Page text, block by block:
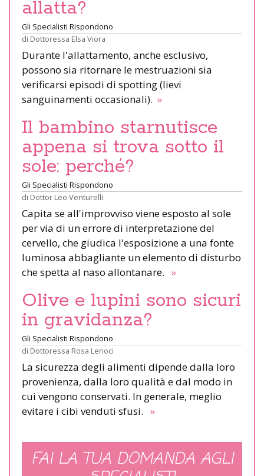
allatta?
Gli Specialisti Rispondono
di Dottoressa Elsa Viora
Durante l'allattamento, anche esclusivo,
possono sia ritornare le mestruazioni sia
verificarsi episodi di spotting (lievi
sanguinamenti occasionali). »
Il bambino starnutisce
appena si trova sotto il
sole: perché?
Gli Specialisti Rispondono
di Dottor Leo Venturelli
Capita se all'improvviso viene esposto al sole
per via di un errore di interpretazione del
cervello, che giudica l'esposizione a una fonte
luminosa abbagliante un elemento di disturbo
che spetta al naso allontanare. »
Olive e lupini sono sicuri
in gravidanza?
Gli Specialisti Rispondono
di Dottoressa Rosa Lenoci
La sicurezza degli alimenti dipende dalla loro
provenienza, dalla loro qualità e dal modo in
cui vengono conservati. In generale, meglio
evitare i cibi venduti sfusi. »
FAI LA TUA DOMANDA AGLI